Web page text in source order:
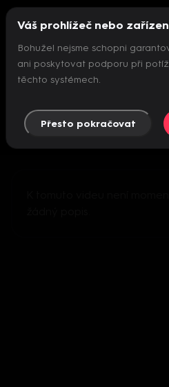
Nepodařilo se
Váš prohlížeč nebo
Bohužel nejsme schopni
ani poskytovat podporu při
těchto systémech.
Přesto pokračovat